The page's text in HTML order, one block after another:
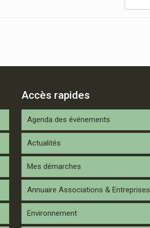
Accès rapides
Agenda des événements
Actualités
Mes démarches
Annuaire Associations & Entreprises
Environnement